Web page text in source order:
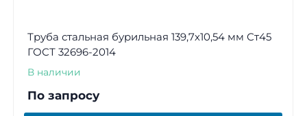
Труба стальная бурильная 139,7х10,54 мм Ст45
ГОСТ 32696-2014
В наличии
По запросу